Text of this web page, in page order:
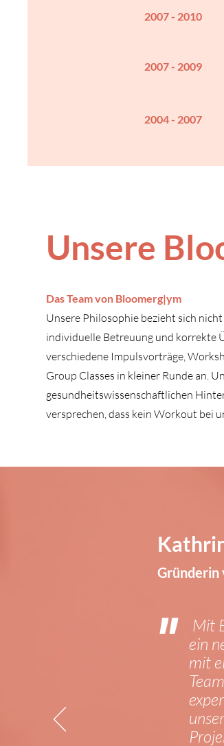
2007 - 2010
2007 - 2009
2004 - 2007
Unsere
Das Team von Bloomerg|ym
Unsere Philosophie bezieht sich
individuelle Betreuung und korrekte
verschiedene Impulsvorträge,
Group Classes in kleiner Runde an.
gesundheitswissenschaftlichen
versprechen, dass kein Workout bei
Gründerin
Mit
ein
mit
"